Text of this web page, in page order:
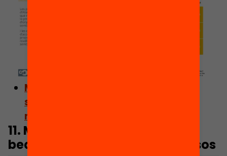
Mapa interactiu: l’evolució de la
segregació escolar, municipi a
municipi
11. Més professors, gratuïtat i
beques, les prioritats de recursos